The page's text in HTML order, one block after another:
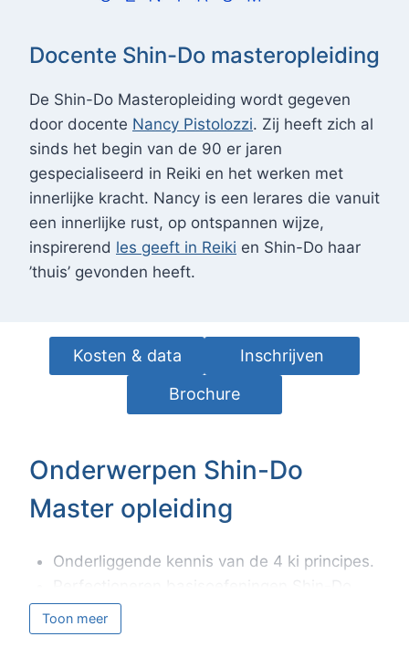
Docente Shin-Do masteropleiding
De Shin-Do Masteropleiding wordt gegeven
door docente Nancy Pistolozzi. Zij heeft zich al
sinds het begin van de 90 er jaren
gespecialiseerd in Reiki en het werken met
innerlijke kracht. Nancy is een lerares die vanuit
een innerlijke rust, op ontspannen wijze,
inspirerend les geeft in Reiki en Shin-Do haar
’thuis’ gevonden heeft.
Kosten & data Inschrijven
Brochure
Onderwerpen Shin-Do Master opleiding
Onderwerpen Shin-Do
Master opleiding
Onderliggende kennis van de 4 ki principes.
Beter worden in testen / aanvoelen wanneer
iemand in ki is.
Toon meer